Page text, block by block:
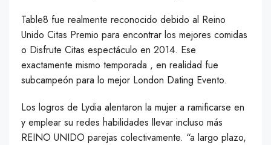
Table8 fue realmente reconocido debido al Reino
Unido Citas Premio para encontrar los mejores comidas
o Disfrute Citas espectáculo en 2014. Ese
exactamente mismo temporada , en realidad fue
subcampeón para lo mejor London Dating Evento.
Los logros de Lydia alentaron la mujer a ramificarse en
y emplear su redes habilidades llevar incluso más
REINO UNIDO parejas colectivamente. “a largo plazo,